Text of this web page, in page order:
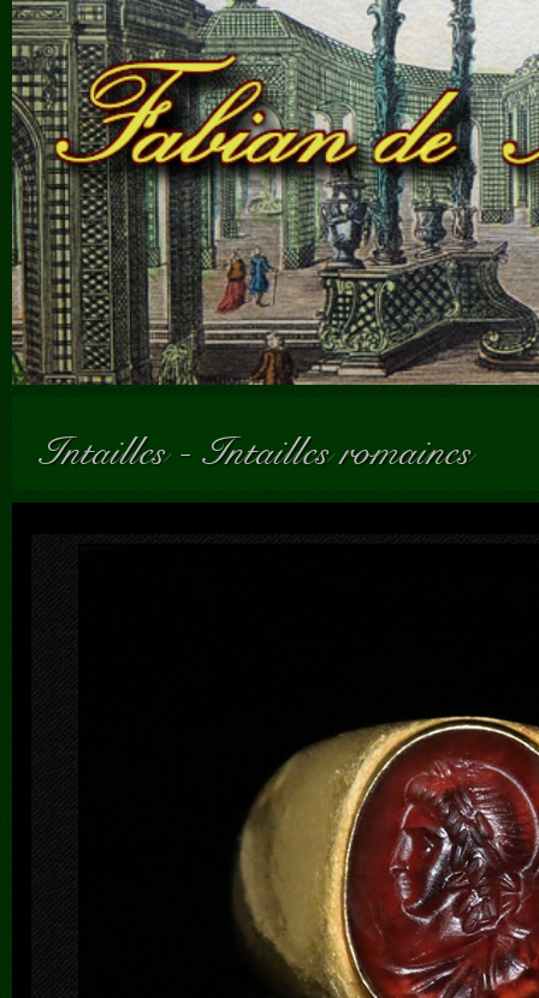
Intailles Intailles romaines